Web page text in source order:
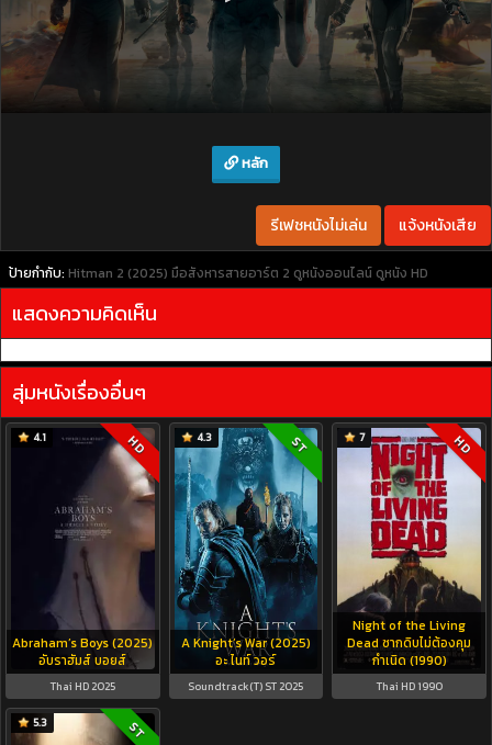
หลัก
รีเฟชหนังไม่เล่น แจ้งหนังเสีย
ป้ายกำกับ: Hitman 2 (2025) มือสังหารสายอาร์ต 2 ดูหนังออนไลน์ ดูหนัง HD
แสดงความคิดเห็น
สุ่มหนังเรื่องอื่นๆ
Abraham’s Boys (2025)
อับราฮัมส์ บอยส์
4.1 HD
Thai HD 2025
A Knight’s War (2025)
อะ ไนท์ วอร์
4.3 ST
Soundtrack(T) ST 2025
Night of the Living
Dead ซากดิบไม่ต้องคุม
กำเนิด (1990)
7 HD
Thai HD 1990
5.3 ST